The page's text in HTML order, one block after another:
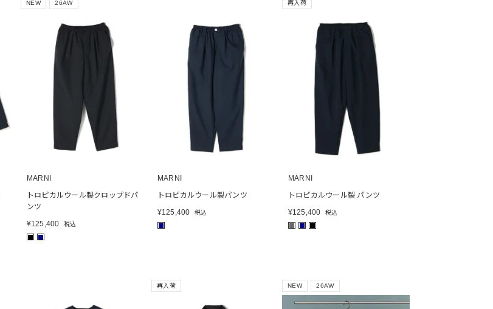
NEW 26AW
MARNI
トロピカルウール製クロップドパ
ンツ
¥125,400 税込
■ ■
MARNI
トロピカルウール製パンツ
¥125,400 税込
■
再入荷
MARNI
トロピカルウール製 パンツ
¥125,400 税込
■ ■ ■
再入荷 NEW 26AW